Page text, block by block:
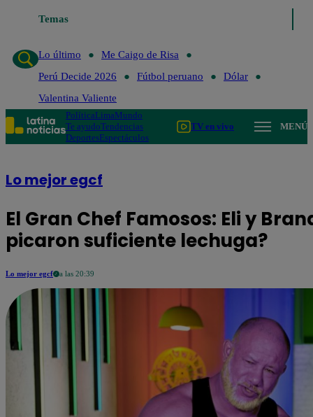
Temas
Lo último
Me Caigo de Risa
Perú Decide 2026
Fútbol peruano
Dólar
Valentina Valiente
PolíticaLimaMundo
Te ayudoTendencias
DeportesEspectáculos
TV en vivo MENÚ
Lo mejor egcf
El Gran Chef Famosos: Eli y
picaron suficiente lechuga?
Lo mejor egcf a las 20:39